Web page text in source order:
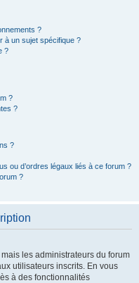
?
à un sujet spécifique ?
?
?
?
?
ou d’ordres légaux liés à ce forum ?
?
les administrateurs du forum
utilisateurs inscrits. En vous
à des fonctionnalités